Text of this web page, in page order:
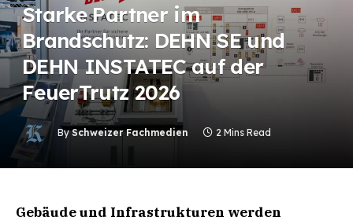
Starke Partner im
Brandschutz: DEHN SE und
DEHN INSTATEC auf der
FeuerTrutz 2026
By Schweizer Fachmedien 2 Mins Read
Gebäude und Infrastrukturen werden